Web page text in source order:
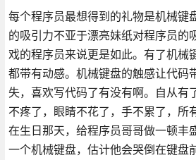
每个程序员最想得到的礼物是机械键
的吸引力不亚于漂亮妹纸对程序员的
戏的程序员来说更是如此。有了机械
都带有动感。机械键盘的触感让代码
失，喜欢写代码了有没有啊。自从有
不疼了，眼睛不花了，手不累了，所
在生日那天，给程序员哥哥做一顿丰
一个机械键盘，估计他会哭倒在键盘